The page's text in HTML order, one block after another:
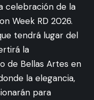
celebración de la
Week RD 2026.
tendrá lugar del
la
de Bellas Artes en
la elegancia,
para